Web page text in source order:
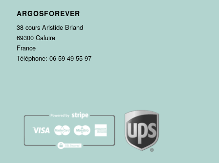
ARGOSFOREVER
38 cours Aristide Briand
69300 Caluire
France
Téléphone: 06 59 49 55 97